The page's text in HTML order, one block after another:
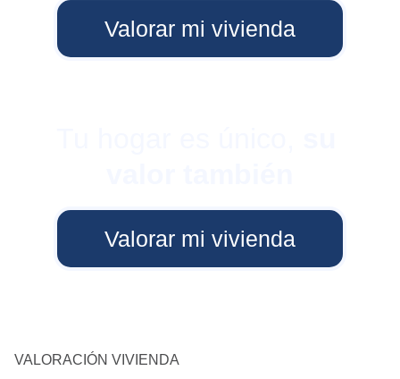
Valorar mi vivienda
Valorar mi vivienda
VALORACIÓN VIVIENDA